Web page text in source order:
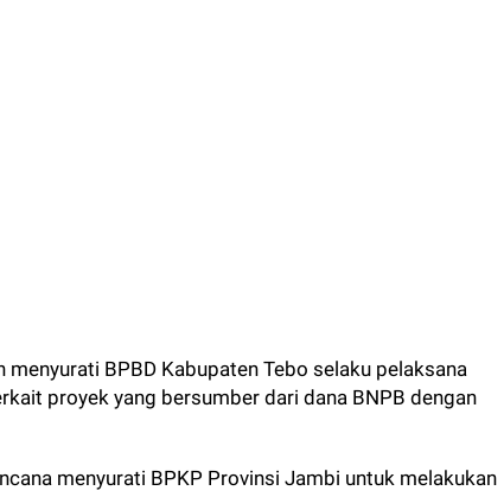
menyurati BPBD Kabupaten Tebo selaku pelaksana
proyek yang bersumber dari dana BNPB dengan
menyurati BPKP Provinsi Jambi untuk melakukan